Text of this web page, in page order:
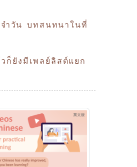
ำวัน บทสนทนาในที่
ยังมีเพลย์ลิสต์แยก